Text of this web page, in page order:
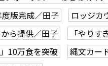
版完成／田子
ロッジ
ら提供／田子
「やり
10万食を突破
縄文カー